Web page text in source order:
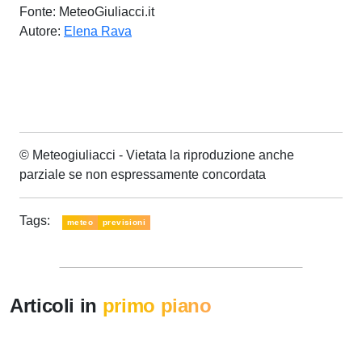
Fonte: MeteoGiuliacci.it
Autore: Elena Rava
© Meteogiuliacci - Vietata la riproduzione anche
parziale se non espressamente concordata
Tags: meteo previsioni
Articoli in primo piano